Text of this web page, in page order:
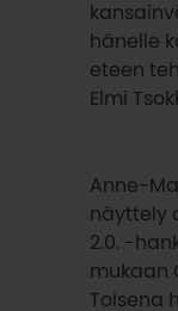
hänelle
eteen
Elmi
Anne-
näyttely
2.0. -
mukaan
Toisena